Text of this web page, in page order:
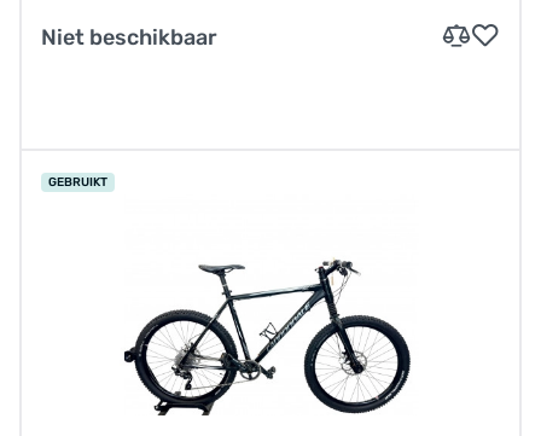
Niet beschikbaar
GEBRUIKT